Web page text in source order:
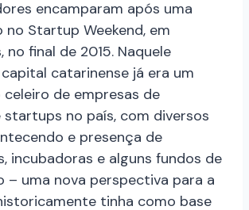
encamparam após uma
Startup Weekend, em
no final de 2015. Naquele
catarinense já era um
de empresas de
no país, com diversos
e presença de
incubadoras e alguns fundos de
– uma nova perspectiva para a
tinha como base